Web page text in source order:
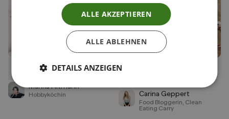
Schoko Knusperkekse
Marika Altmann
Hobbyköchin
Zuckerfreie vegane
Carina Geppert
Food Bloggerin, Clean
Eating Carry
ALLE AKZEPTIEREN
ALLE ABLEHNEN
DETAILS ANZEIGEN